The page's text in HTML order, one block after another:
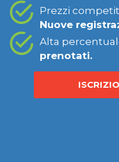
Prezzi
Nuove
Alta
prenotati.